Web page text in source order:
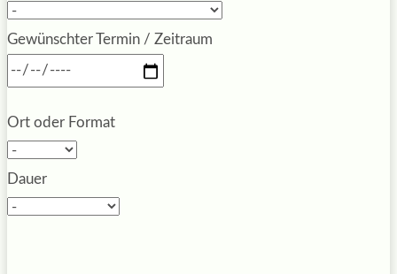
Gewünschter Termin / Zeitraum
Ort oder Format
Dauer